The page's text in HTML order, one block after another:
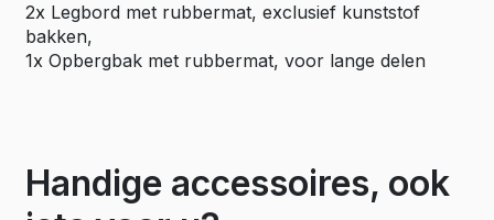
2x Legbord met rubbermat, exclusief kunststof
bakken,
1x Opbergbak met rubbermat, voor lange delen
Handige accessoires, ook